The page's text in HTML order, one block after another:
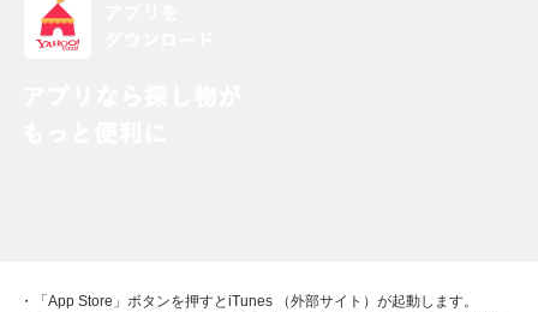
・「App Store」ボタンを押すとiTunes （外部サイト）が起動します。